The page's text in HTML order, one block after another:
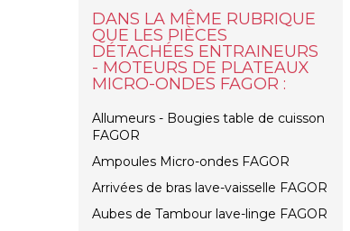
DANS LA MÊME RUBRIQUE
QUE LES PIÈCES
DÉTACHÉES ENTRAINEURS
- MOTEURS DE PLATEAUX
MICRO-ONDES FAGOR :
Allumeurs - Bougies table de cuisson
FAGOR
Ampoules Micro-ondes FAGOR
Arrivées de bras lave-vaisselle FAGOR
Aubes de Tambour lave-linge FAGOR